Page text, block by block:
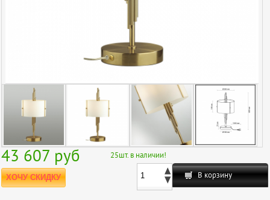
43 607 руб
ХОЧУ СКИДКУ
25шт. в наличии!
В корзину